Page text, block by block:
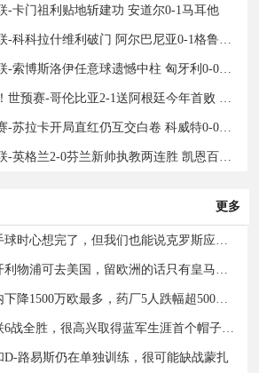
-卡门祖利贴地斩建功 安道尔0-1马耳他
2024年09月11日 欧国联-科科拉什维利破门 阿尔巴尼亚0-1格鲁吉亚
2024年09月11日 欧国联-索博斯洛伊任意球遗憾中柱 匈牙利0-0战平波黑
2024年09月11日 复仇！世预赛-哥伦比亚2-1送阿根廷今年首败 J罗传射奥塔门迪送点
2024年09月11日 世预赛-苏拉卡开局直红仍互交白卷 科威特0-0伊拉克
2024年09月11日 欧国联-英格兰2-0芬兰新帅执教两连胜 凯恩百场里程碑双响
更多
库库：欧洲杯踢德国手球时心想完了，但我们也能说克罗斯应被罚下
斯塔姆：若范迪克离开利物浦可去美国，留欧洲的话只有皇马可行
德甲身价跌幅榜：萨内下降1500万欧最多，药厂5人跌幅超500万欧
18岁吉乌社媒：欧协联6战全胜，很高兴取得蓝军生涯首个帽子戏法
路易斯仍在单独训练，很可能缺战蒙扎